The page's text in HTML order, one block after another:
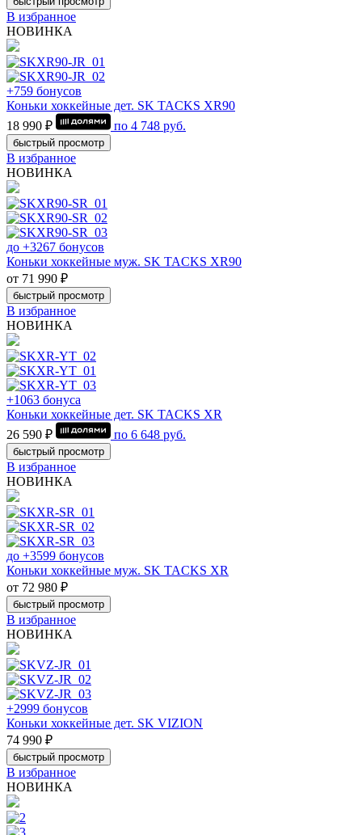
В избранное
НОВИНКА
+759 бонусов
Коньки хоккейные дет. SK TACKS XR90
18 990 ₽
по 4 748 руб.
быстрый просмотр
В избранное
НОВИНКА
до +3267 бонусов
Коньки хоккейные муж. SK TACKS XR90
от 71 990 ₽
быстрый просмотр
В избранное
НОВИНКА
+1063 бонуса
Коньки хоккейные дет. SK TACKS XR
26 590 ₽
по 6 648 руб.
быстрый просмотр
В избранное
НОВИНКА
до +3599 бонусов
Коньки хоккейные муж. SK TACKS XR
от 72 980 ₽
быстрый просмотр
В избранное
НОВИНКА
+2999 бонусов
Коньки хоккейные дет. SK VIZION
74 990 ₽
быстрый просмотр
В избранное
НОВИНКА